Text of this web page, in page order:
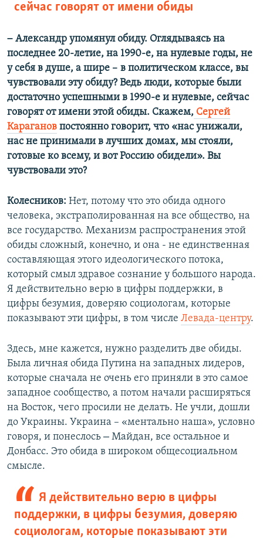
сейчас говорят от имени обиды
– Александр упомянул обиду. Оглядываясь на
последнее 20-летие, на 1990-е, на нулевые годы, не
у себя в душе, а шире – в политическом классе, вы
чувствовали эту обиду? Ведь люди, которые были
достаточно успешными в 1990-е и нулевые, сейчас
говорят от имени этой обиды. Скажем, Сергей
Караганов постоянно говорит, что «нас унижали,
нас не принимали в лучших домах, мы стояли,
готовые ко всему, и вот Россию обидели». Вы
чувствовали это?
Колесников: Нет, потому что это обида одного
человека, экстраполированная на все общество, на
все государство. Механизм распространения этой
обиды сложный, конечно, и она - не единственная
составляющая этого идеологического потока,
который смыл здравое сознание у большого народа.
Я действительно верю в цифры поддержки, в
цифры безумия, доверяю социологам, которые
показывают эти цифры, в том числе Левада-центру.
Здесь, мне кажется, нужно разделить две обиды.
Была личная обида Путина на западных лидеров,
которые сначала не очень его приняли в это самое
западное сообщество, а потом начали расширяться
на Восток, чего просили не делать. Не учли, дошли
до Украины. Украина – «ментально наша», условно
говоря, и понеслось – Майдан, все остальное и
Донбасс. Это обида в широком общесоциальном
смысле.
Я действительно верю в цифры
поддержки, в цифры безумия, доверяю
социологам, которые показывают эти